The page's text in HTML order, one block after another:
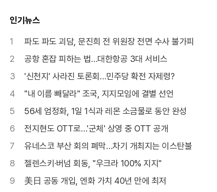
인기뉴스
1
파도 파도 괴담, 문진희 전 위원장 전면 수사 불가피
2
공항 혼잡 피하는 법…대한항공 3대 서비스
3
'신천지' 사라진 토론회…민주당 확전 자제령?
4
"내 이름 빼달라" 조국, 지지모임에 결별 선언
5
56세 엄정화, 1일 1식과 레몬 소금물로 동안 완성
6
전지현도 OTT로…'군체' 상영 중 OTT 공개
7
유네스코 부산 회의 폐막…차기 개최지는 이스탄불
8
젤렌스키·버넘 회동, "우크라 100% 지지"
9
美日 공동 개입, 엔화 가치 40년 만에 최저